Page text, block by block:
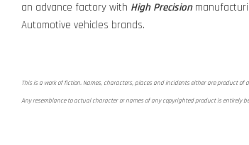
an advance factory with High Precision
Automotive vehicles brands.
This is a work of fiction. Names, characters, places and incidents either are product
Any resemblance to actual character or names of any copyrighted product is entirely